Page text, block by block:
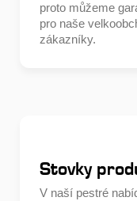
proto můžeme
pro naše
zákazníky.
Stovky
V naší pestré